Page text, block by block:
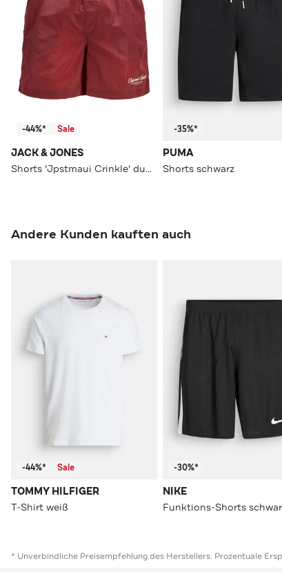
-44%* Sale
JACK & JONES
Shorts 'Jpstmaui Crinkle' dunkelrot
-35%*
PUMA
Shorts schwarz
Andere Kunden kauften auch
-44%* Sale
TOMMY HILFIGER
T-Shirt weiß
-30%*
NIKE
Funktions-Shorts
* Unverbindliche Preisempfehlung des Herstellers. Prozentuale